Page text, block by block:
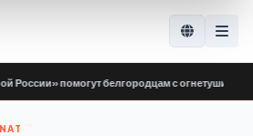
помогут белгородцам с огнетушителями